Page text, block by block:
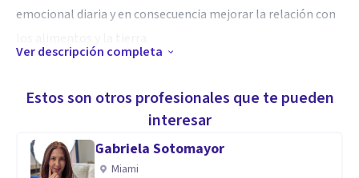
emocional diaria y en consecuencia mejorar la relación con
Acompañar en el diálogo interno para mejorar la gestión
emocional diaria y en consecuencia mejorar la relación con
los alimentos y la tierra.
Ver descripción completa
Estos son otros profesionales que te pueden
interesar
Gabriela Sotomayor
Miami